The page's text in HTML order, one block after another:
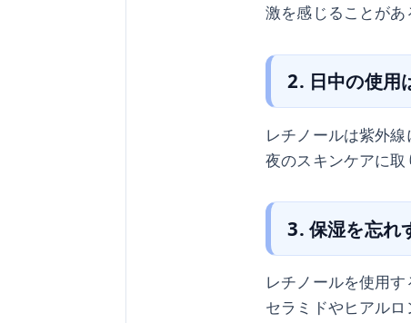
激を感じることがあ
2. 日中の使用
レチノールは紫外
夜のスキンケアに取
3. 保湿を忘れ
レチノールを使用
セラミドやヒアルロ